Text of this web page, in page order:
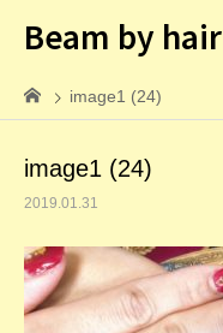
Beam by hair
image1 (24)
image1 (24)
2019.01.31